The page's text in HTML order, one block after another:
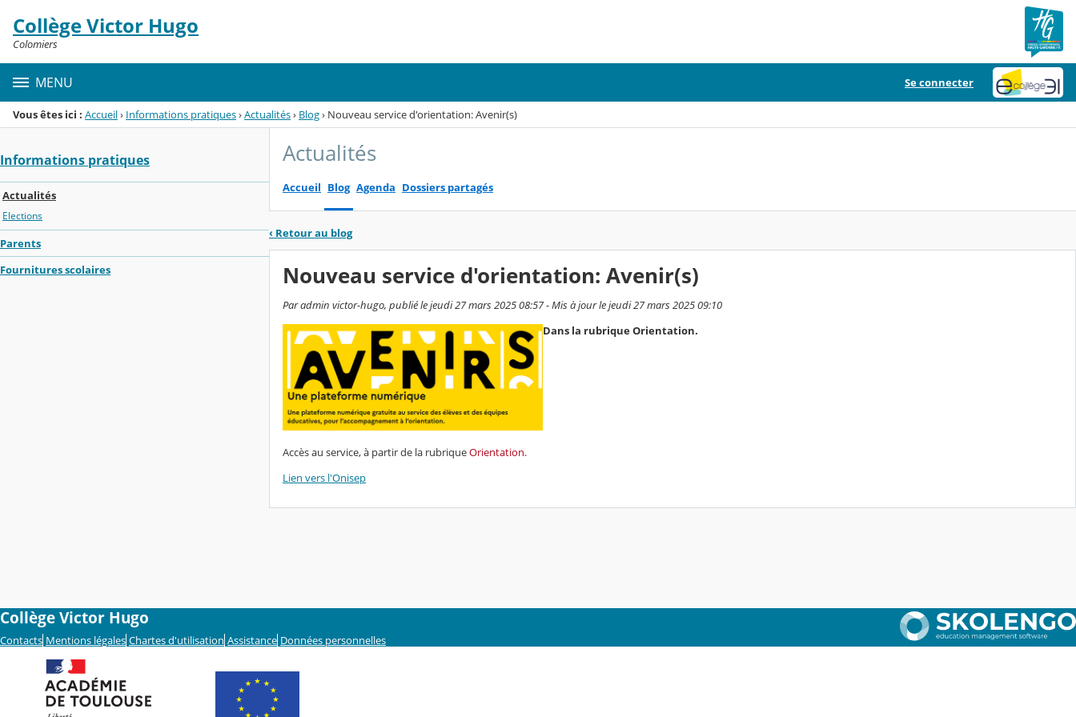
Menu de la rubrique
Contenu
Collège Victor Hugo
Colomiers
MENU Se connecter
Vous êtes ici : Accueil› Informations pratiques›Actualités› Blog› Nouveau service d'orientation: Avenir(s)
Informations pratiques
Actualités
Elections
Parents
Fournitures scolaires
Actualités
Accueil Blog Agenda Dossiers partagés
‹ Retour au blog
Nouveau service d'orientation: Avenir(s)
Par admin victor-hugo, publié le jeudi 27 mars 2025 08:57 - Mis à jour le jeudi 27 mars 2025 09:10
Dans la rubrique Orientation.
Accès au service, à partir de la rubriqueOrientation.
Lien vers l'Onisep
Collège Victor Hugo
Contacts Mentions légales Chartes d'utilisation Assistance Données personnelles